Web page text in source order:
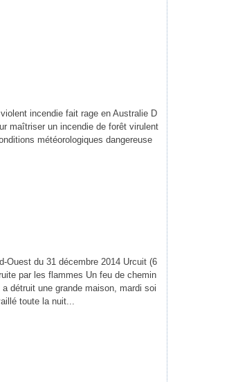
incendie fait rage en Australie D
maîtriser un incendie de forêt virulent
météorologiques dangereuse
Ouest du 31 décembre 2014 Urcuit (6
par les flammes Un feu de chemin
détruit une grande maison, mardi soi
toute la nuit...